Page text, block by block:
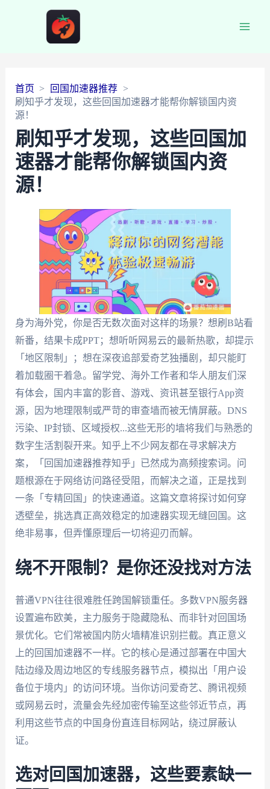
首页
回国加速器推荐
刷知乎才发现，这些回国加速器才能帮你解锁国内资
源！
刷知乎才发现，这些回国加
速器才能帮你解锁国内资
源！
身为海外党，你是否无数次面对这样的场景？想刷B站看
新番，结果卡成PPT；想听听网易云的最新热歌，却提示
「地区限制」；想在深夜追部爱奇艺独播剧，却只能盯
着加载圈干着急。留学党、海外工作者和华人朋友们深
有体会，国内丰富的影音、游戏、资讯甚至银行App资
源，因为地理限制或严苛的审查墙而被无情屏蔽。DNS
污染、IP封锁、区域授权...这些无形的墙将我们与熟悉的
数字生活割裂开来。知乎上不少网友都在寻求解决方
案，「回国加速器推荐知乎」已然成为高频搜索词。问
题根源在于网络访问路径受阻，而解决之道，正是找到
一条「专精回国」的快速通道。这篇文章将探讨如何穿
透壁垒，挑选真正高效稳定的加速器实现无缝回国。这
绝非易事，但弄懂原理后一切将迎刃而解。
绕不开限制？是你还没找对方法
普通VPN往往很难胜任跨国解锁重任。多数VPN服务器
设置遍布欧美，主力服务于隐藏隐私、而非针对回国场
景优化。它们常被国内防火墙精准识别拦截。真正意义
上的回国加速器不一样。它的核心是通过部署在中国大
陆边缘及周边地区的专线服务器节点，模拟出「用户设
备位于境内」的访问环境。当你访问爱奇艺、腾讯视频
或网易云时，流量会先经加密传输至这些邻近节点，再
利用这些节点的中国身份直连目标网站，绕过屏蔽认
证。
选对回国加速器，这些要素缺一